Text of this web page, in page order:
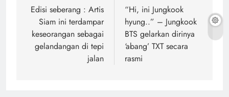
navigation
Edisi seberang : Artis
Siam ini terdampar
keseorangan sebagai
gelandangan di tepi
jalan
“Hi, ini Jungkook
hyung..” – Jungkook
BTS gelarkan dirinya
‘abang’ TXT secara
rasmi